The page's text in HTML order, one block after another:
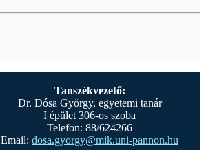
Tanszékvezető:
Dr. Dósa György, egyetemi tanár
I épület 306-os szoba
Telefon: 88/624266
Email: dosa.gyorgy@mik.uni-pannon.hu